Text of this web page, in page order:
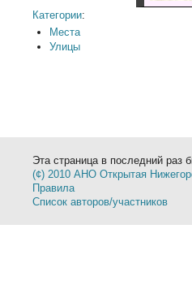
Категории:
Места
Улицы
Эта страница в последний раз
(¢) 2010 АНО Открытая
Правила
Список авторов/участников